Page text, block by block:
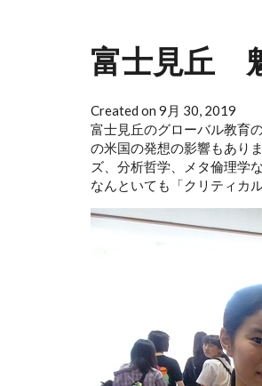
富士見丘
Created on 9月 30, 2019
富士見丘のグローバル教育
の米国の発想の影響もあり
ズ、分析哲学、メタ倫理学
なんといても「クリティカ